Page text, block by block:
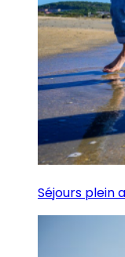
Séjours plein